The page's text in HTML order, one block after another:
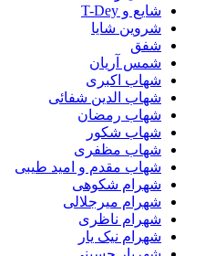
شایع و T-Dey
شروین شایا
شفق
شمس آریان
شهاب اکبری
شهاب الدین شفائی
شهاب رمضان
شهاب شکور
شهاب مظفری
شهاب مقدم و امید طیبی
شهرام شکوهی
شهرام میرجلالی
شهرام ناظری
شهرام نیک یار